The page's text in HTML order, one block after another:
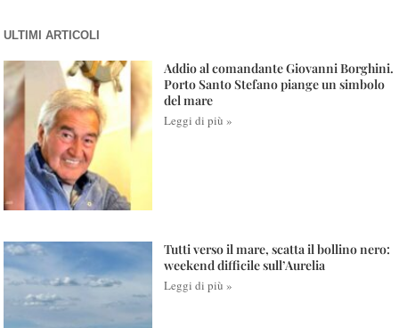
ULTIMI ARTICOLI
Addio al comandante Giovanni Borghini.
Porto Santo Stefano piange un simbolo
del mare
Leggi di più »
Tutti verso il mare, scatta il bollino nero:
weekend difficile sull’Aurelia
Leggi di più »